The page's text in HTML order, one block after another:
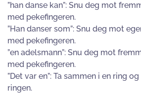
”han danse kan”: Snu deg mot
med pekefingeren.
”Han danser som”: Snu deg mot
med pekefingeren.
”en adelsmann”: Snu deg mot
med pekefingeren.
”Det var en”: Ta sammen i en ring
ringen.